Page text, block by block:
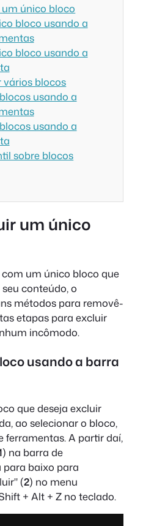
um único bloco
bloco usando a
bloco usando a
vários blocos
usando a
usando a
sobre blocos
um único
um único bloco que
conteúdo, o
métodos para removê-
etapas para excluir
incômodo.
usando a barra
que deseja excluir
ao selecionar o bloco,
ferramentas. A partir daí,
) na barra de
para baixo para
(2) no menu
+ Alt + Z no teclado.